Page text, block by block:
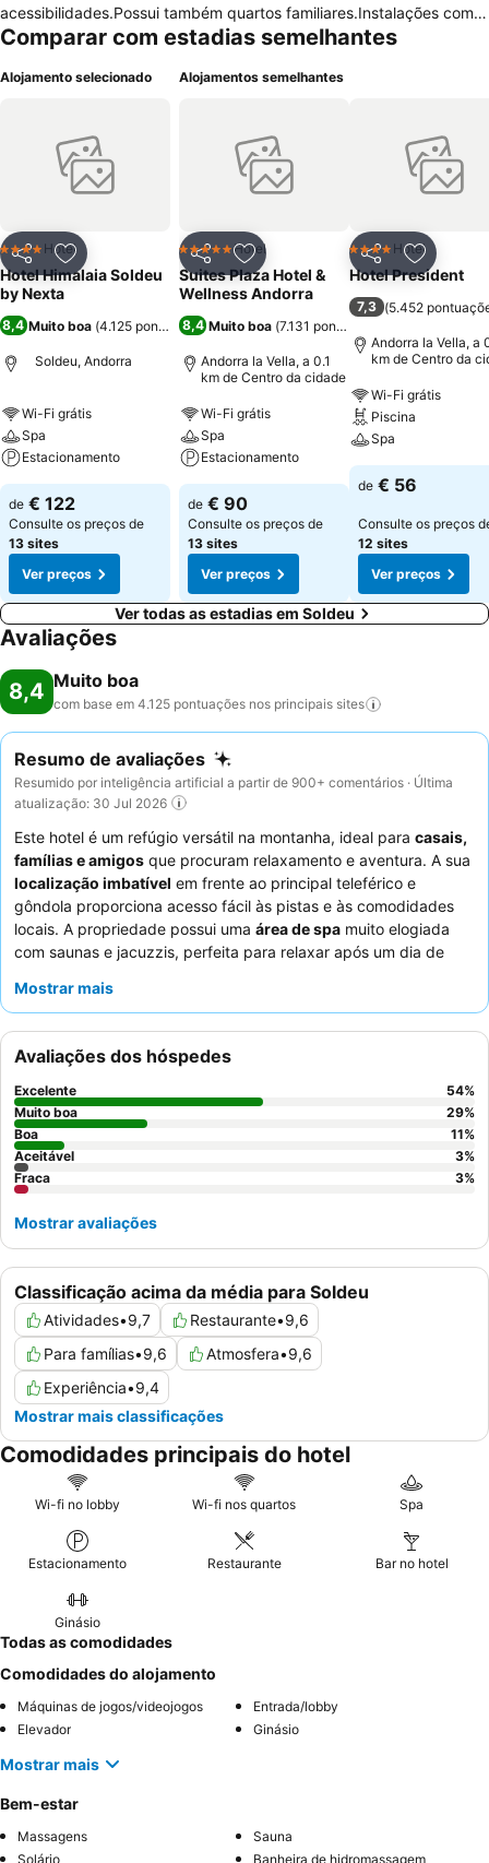
acessibilidades.Possui também quartos familiares.Instalações com
restaurante buffet, snack bar, café bar, longe, fitness center, 2
guarda esqui, solário, spa, centro de bem estar, playground, bilhar,
pet friendly, câmbio, recepção 24 hs, jornal, elevador, cofre, sala de
bagagens, engomadoria, aluguel de bicicletas, posto de turismo,
fax, xerox, bilheteria, ski equipamentos e venda de passe para
4x4.
Comparar com estadias semelhantes
Alojamento selecionado
PartilharAdicionar aos favoritos
4 EstrelasHotel
Hotel Himalaia Soldeu
by Nexta
8,4 Muito boa (4.125 pontuações)
Soldeu, Andorra
Wi-Fi grátis
Spa
Estacionamento
de € 122
Consulte os preços de
13 sites
Ver preços
Alojamentos semelhantes
PartilharAdicionar aos favoritos
5 EstrelasHotel
Suites Plaza Hotel &
Wellness Andorra
8,4 Muito boa (7.131 pontuações
Andorra la Vella, a 0.1
km de Centro da cidade
Wi-Fi grátis
Spa
Estacionamento
de € 90
Consulte os preços de
13 sites
Ver preços
Partilhar
4 EstrelasHotel
Hotel President
7,3 (5.452
Andorra la Vella, a
km de Centro da
Wi-Fi grátis
Piscina
Spa
de € 56
Consulte os preços
12 sites
Ver preços
Ver todas as estadias em Soldeu
Avaliações
8,4 Muito boa
com base em 4.125 pontuações nos principais sites
Resumo de avaliações
Resumido por inteligência artificial a partir de 900+ comentários · Última
atualização: 30 Jul 2026
Este hotel é um refúgio versátil na montanha, ideal para casais,
famílias e amigos que procuram relaxamento e aventura. A sua
localização imbatível em frente ao principal teleférico e
gôndola proporciona acesso fácil às pistas e às comodidades
locais. A propriedade possui uma área de spa muito elogiada
com saunas e jacuzzis, perfeita para relaxar após um dia de
funcionários simpáticos, prestativos e atenciosos
jantar, com opções preparadas na hora, como omeletes e
carnes grelhadas. Para uma experiência mais tranquila,
considere solicitar um quarto com vista para o jardim.
Mostrar mais
Classificação acima da média para Soldeu
Atividades•9,7 Restaurante•9,6
Para famílias•9,6 Atmosfera•9,6
Experiência•9,4
Mostrar mais classificações
Avaliações dos hóspedes
Excelente 54%
Muito boa
29%
Boa
11%
Aceitável
3%
Fraca
3%
Mostrar avaliações
Comodidades principais do hotel
Wi-fi no lobby Wi-fi nos quartos Spa
Estacionamento Restaurante Bar no hotel
Ginásio
Todas as comodidades
Comodidades do alojamento
Máquinas de jogos/videojogos
Entrada/lobby
Elevador
Ginásio
Mostrar mais
Bem-estar
Massagens
Sauna
Solário
Banheira de hidromassagem